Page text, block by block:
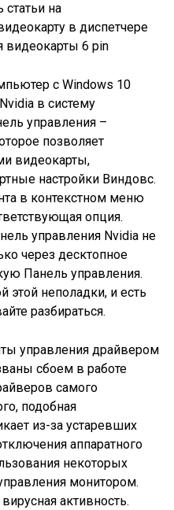
на
в диспетчере
видеокарты 6 pin
с Windows 10
в систему
управления –
позволяет
видеокарты,
настройки Виндовс.
в контекстном меню
опция.
управления Nvidia не
через десктопное
Панель управления.
этой неполадки, и есть
разбираться.
управления драйвером
сбоем в работе
самого
подобная
из-за устаревших
аппаратного
некоторых
монитором.
активность.